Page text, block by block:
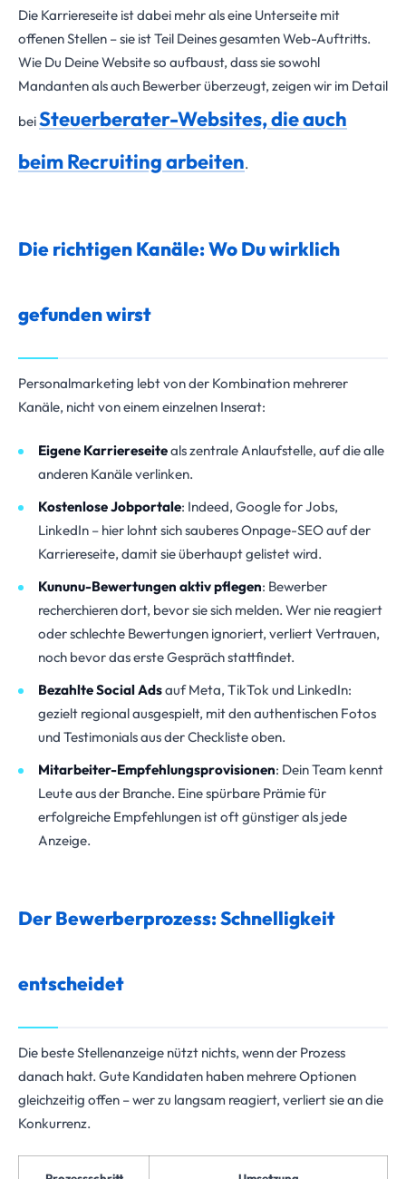
Die Karriereseite ist dabei mehr als eine Unterseite mit
offenen Stellen – sie ist Teil Deines gesamten Web-Auftritts.
Wie Du Deine Website so aufbaust, dass sie sowohl
Mandanten als auch Bewerber überzeugt, zeigen wir im Detail
beiSteuerberater-Websites, die auch
beim Recruiting arbeiten.
Die richtigen Kanäle: Wo Du wirklich
gefunden wirst
Personalmarketing lebt von der Kombination mehrerer
Kanäle, nicht von einem einzelnen Inserat:
Eigene Karriereseiteals zentrale Anlaufstelle, auf die alle
anderen Kanäle verlinken.
Kostenlose Jobportale: Indeed, Google for Jobs,
LinkedIn – hier lohnt sich sauberes Onpage-SEO auf der
Karriereseite, damit sie überhaupt gelistet wird.
Kununu-Bewertungen aktiv pflegen: Bewerber
recherchieren dort, bevor sie sich melden. Wer nie reagiert
oder schlechte Bewertungen ignoriert, verliert Vertrauen,
noch bevor das erste Gespräch stattfindet.
Bezahlte Social Adsauf Meta, TikTok und LinkedIn:
gezielt regional ausgespielt, mit den authentischen Fotos
und Testimonials aus der Checkliste oben.
Mitarbeiter-Empfehlungsprovisionen: Dein Team kennt
Leute aus der Branche. Eine spürbare Prämie für
erfolgreiche Empfehlungen ist oft günstiger als jede
Anzeige.
Der Bewerberprozess: Schnelligkeit
entscheidet
Die beste Stellenanzeige nützt nichts, wenn der Prozess
danach hakt. Gute Kandidaten haben mehrere Optionen
gleichzeitig offen – wer zu langsam reagiert, verliert sie an die
Konkurrenz.